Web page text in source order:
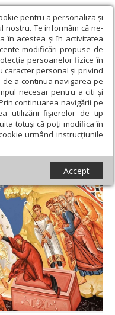
pentru a personaliza și
nostru. Te informăm că ne-
în acestea și în activitatea
modificări propuse de
persoanelor fizice în
caracter personal și privind
a continua navigarea pe
necesar pentru a citi și
continuarea navigării pe
utilizării fişierelor de tip
totuși că poți modifica în
urmând instrucțiunile
Accept
› Ziua a opta, timpul
Domnului